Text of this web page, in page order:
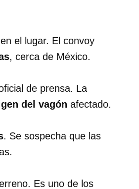
en el lugar. El convoy
, cerca de México.
de prensa. La
del vagón afectado.
. Se sospecha que las
Es uno de los